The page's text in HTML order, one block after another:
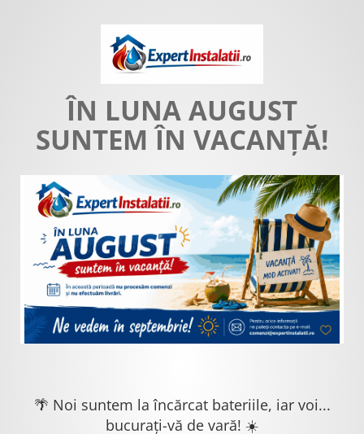
ÎN LUNA AUGUST
SUNTEM ÎN VACANȚĂ!
🌴 Noi suntem la încărcat bateriile, iar voi...
bucurați-vă de vară! ☀️